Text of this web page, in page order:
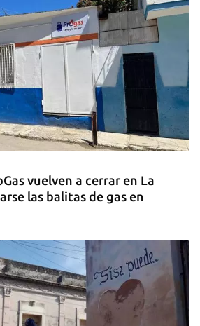
centro logístico del Amazon
Urales
vuelven a cerrar en La
las balitas de gas en